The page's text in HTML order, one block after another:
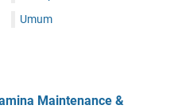
Umum
Maintenance &